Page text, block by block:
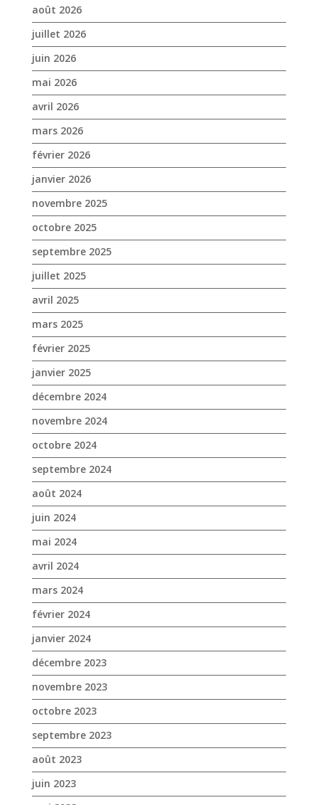
mars 2026
février 2026
janvier 2026
novembre 2025
octobre 2025
septembre 2025
juillet 2025
avril 2025
mars 2025
février 2025
janvier 2025
décembre 2024
novembre 2024
octobre 2024
septembre 2024
août 2024
juin 2024
mai 2024
avril 2024
mars 2024
février 2024
janvier 2024
décembre 2023
novembre 2023
octobre 2023
septembre 2023
août 2023
juin 2023
mai 2023
avril 2023
mars 2023
janvier 2023
décembre 2022